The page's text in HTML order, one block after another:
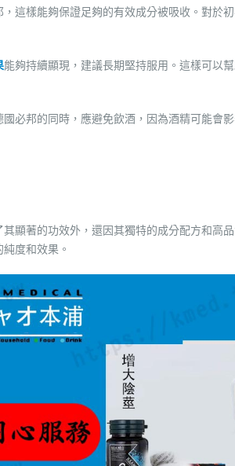
這樣能夠保證足夠的有效成分被吸收。對於
能夠持續顯現，建議長期堅持服用。這樣可以
必邦的同時，應避免飲酒，因為酒精可能會
顯著的功效外，還因其獨特的成分配方和高
度和效果。